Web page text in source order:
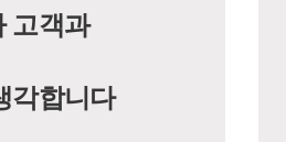
고객과
각합니다